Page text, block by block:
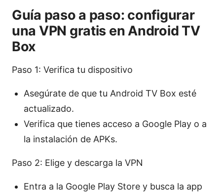
Guía paso a paso: configurar
una VPN gratis en Android TV
Box
Paso 1: Verifica tu dispositivo
Asegúrate de que tu Android TV Box esté
actualizado.
Verifica que tienes acceso a Google Play o a
la instalación de APKs.
Paso 2: Elige y descarga la VPN
Entra a la Google Play Store y busca la app